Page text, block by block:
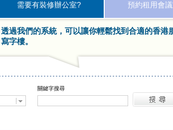
需要有裝修辦公室? 預約租用會
透過我們的系統，可以讓你輕鬆找到合適的香港
寫字樓。
關鍵字搜尋